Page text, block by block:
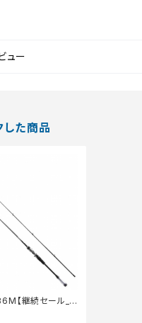
ュー
した商品
【継続セール_